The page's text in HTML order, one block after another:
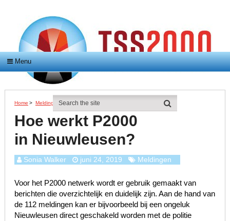
Menu
Home > Meldingen > Hoe Werkt P2000 In Nieuwleusen?
Hoe werkt P2000
in Nieuwleusen?
Sonia Walker juni 24, 2019 Meldingen
Voor het P2000 netwerk wordt er gebruik gemaakt van
berichten die overzichtelijk en duidelijk zijn. Aan de hand van
de 112 meldingen kan er bijvoorbeeld bij een ongeluk
Nieuwleusen direct geschakeld worden met de politie